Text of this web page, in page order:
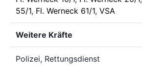
55/1, Fl. Werneck 61/1, VSA
Weitere Kräfte
Polizei, Rettungsdienst